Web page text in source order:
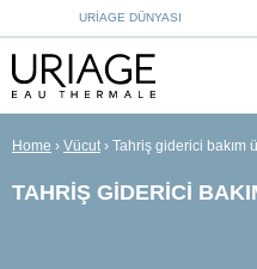
URIAGE DÜNYASI
Home › Vücut› Tahriş giderici bakım
TAHRIŞ GIDERICI